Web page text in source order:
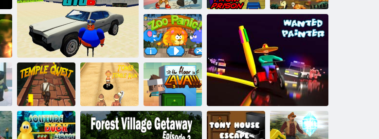
La tua fuga da Obby
Escape From
School 3D
Kogama: fuga
dalla prigione
Parola
misteriosa della
Panico zoo
Tomb Temple
Il pavimento è